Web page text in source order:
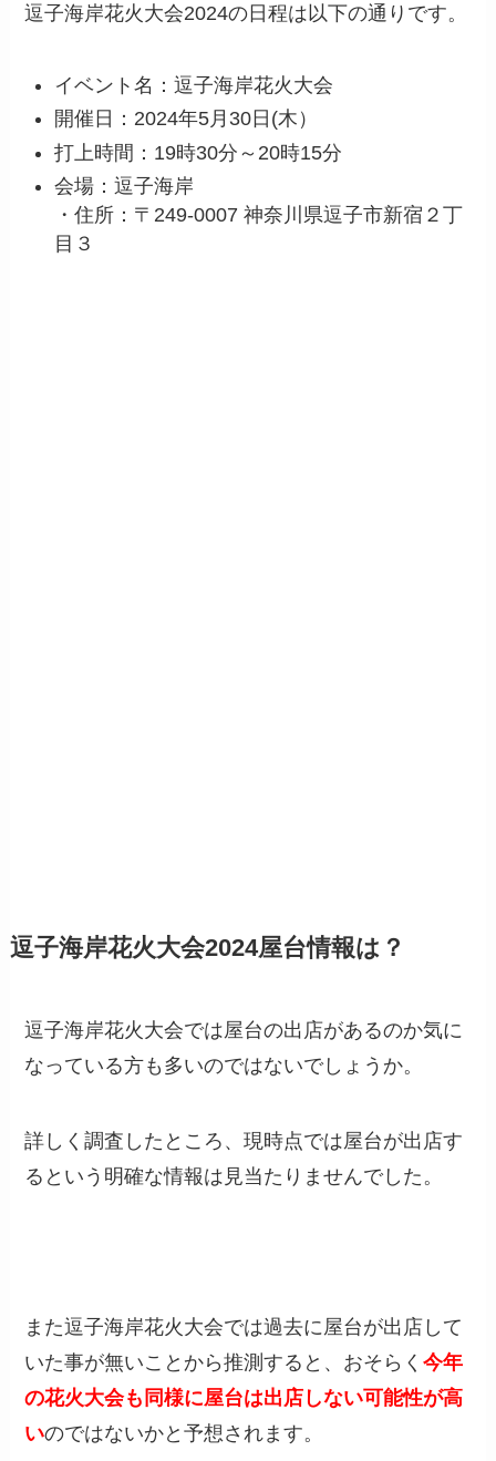
逗子海岸花火大会2024の日程は以下の通りです。
イベント名：逗子海岸花火大会
開催日：2024年5月30日(木）
打上時間：19時30分～20時15分
会場：逗子海岸
・住所：〒249-0007 神奈川県逗子市新宿２丁
目３
逗子海岸花火大会2024屋台情報は？
逗子海岸花火大会では屋台の出店があるのか気に
なっている方も多いのではないでしょうか。
詳しく調査したところ、現時点では屋台が出店す
るという明確な情報は見当たりませんでした。
また逗子海岸花火大会では過去に屋台が出店して
いた事が無いことから推測すると、おそらく今年
の花火大会も同様に屋台は出店しない可能性が高
いのではないかと予想されます。